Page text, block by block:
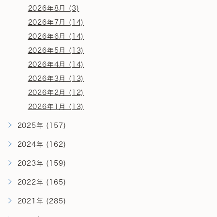
2026年8月 (3)
2026年7月 (14)
2026年6月 (14)
2026年5月 (13)
2026年4月 (14)
2026年3月 (13)
2026年2月 (12)
2026年1月 (13)
2025年 (157)
2024年 (162)
2023年 (159)
2022年 (165)
2021年 (285)